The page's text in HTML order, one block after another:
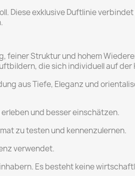
Diese exklusive Duftlinie
feiner Struktur und hohem
die sich individuell auf der
aus Tiefe, Eleganz und
und besser einschätzen.
zu testen und kennenzulernen.
verwendet.
Es besteht keine